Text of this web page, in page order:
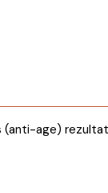
(anti-age)